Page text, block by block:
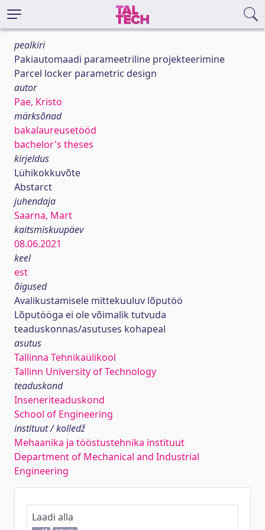
pealkiri
Pakiautomaadi parameetriline projekteerimine
Parcel locker parametric design
autor
Pae, Kristo
märksõnad
bakalaureusetööd
bachelor's theses
kirjeldus
Lühikokkuvõte
Abstarct
juhendaja
Saarna, Mart
kaitsmiskuupäev
08.06.2021
keel
est
õigused
Avalikustamisele mittekuuluv lõputöö
Lõputööga ei ole võimalik tutvuda
teaduskonnas/asutuses kohapeal
asutus
Tallinna Tehnikaülikool
Tallinn University of Technology
teaduskond
Inseneriteaduskond
School of Engineering
instituut / kolledž
Mehaanika ja tööstustehnika instituut
Department of Mechanical and Industrial
Engineering
Laadi alla